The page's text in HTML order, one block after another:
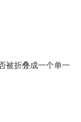
被折叠成一个单一